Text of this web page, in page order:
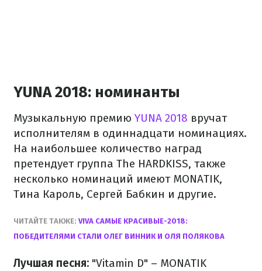
YUNA 2018: номинанты
Музыкальную премию YUNA 2018 вручат
исполнителям в одиннадцати номинациях.
На наибольшее количество наград
претендует группа The HARDKISS, также
несколько номинаций имеют MONATIK,
Тина Кароль, Сергей Бабкин и другие.
ЧИТАЙТЕ ТАКЖЕ: VIVA САМЫЕ КРАСИВЫЕ-2018:
ПОБЕДИТЕЛЯМИ СТАЛИ ОЛЕГ ВИННИК И ОЛЯ ПОЛЯКОВА
Лучшая песня: "Vitamin D" – MONATIK